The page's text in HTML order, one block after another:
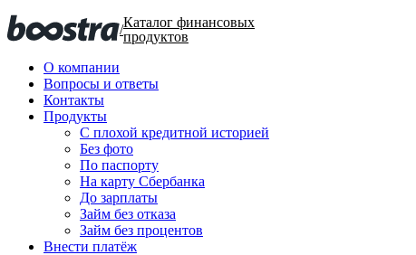
/Каталог финансовых
продуктов
О компании
Вопросы и ответы
Контакты
Продукты
C плохой кредитной историей
Без фото
По паспорту
На карту Сбербанка
До зарплаты
Займ без отказа
Займ без процентов
Внести платёж